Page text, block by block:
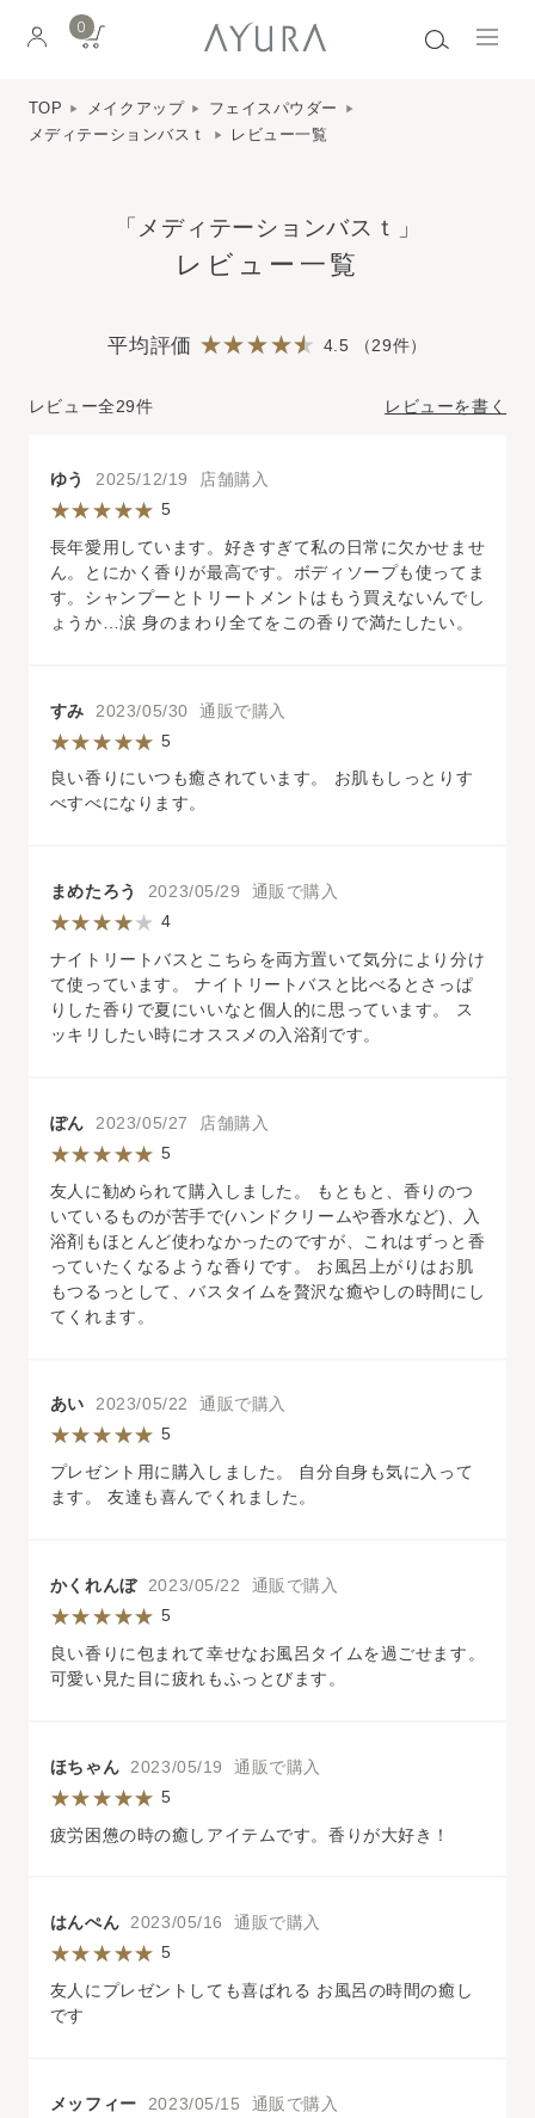
0
TOP メイクアップ
フェイスパウダー
メディテーションバスｔ
レビュー一覧
「メディテーションバスｔ」
レビュー一覧
平均評価 4.5 （29件）
レビュー全29件 レビューを書く
ゆう 2025/12/19 店舗購入
5
長年愛用しています。好きすぎて私の日常に欠かせませ
ん。とにかく香りが最高です。ボディソープも使ってま
す。シャンプーとトリートメントはもう買えないんでし
ょうか…涙 身のまわり全てをこの香りで満たしたい。
すみ 2023/05/30 通販で購入
5
良い香りにいつも癒されています。 お肌もしっとりす
べすべになります。
まめたろう 2023/05/29 通販で購入
4
ナイトリートバスとこちらを両方置いて気分により分け
て使っています。 ナイトリートバスと比べるとさっぱ
りした香りで夏にいいなと個人的に思っています。 ス
ッキリしたい時にオススメの入浴剤です。
ぽん 2023/05/27 店舗購入
5
友人に勧められて購入しました。 もともと、香りのつ
いているものが苦手で(ハンドクリームや香水など)、入
浴剤もほとんど使わなかったのですが、これはずっと香
っていたくなるような香りです。 お風呂上がりはお肌
もつるっとして、バスタイムを贅沢な癒やしの時間にし
てくれます。
あい2023/05/22 通販で購入
5
プレゼント用に購入しました。 自分自身も気に入って
ます。 友達も喜んでくれました。
かくれんぼ 2023/05/22 通販で購入
5
良い香りに包まれて幸せなお風呂タイムを過ごせます。
可愛い見た目に疲れもふっとびます。
ほちゃん 2023/05/19 通販で購入
5
疲労困憊の時の癒しアイテムです。香りが大好き！
はんぺん2023/05/16 通販で購入
5
友人にプレゼントしても喜ばれる お風呂の時間の癒し
です
メッフィー 2023/05/15 通販で購入